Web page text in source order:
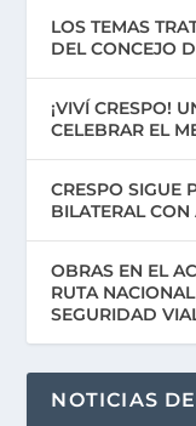
LOS TEMAS
DEL CONCEJO
¡VIVÍ CRESPO!
CELEBRAR EL
CRESPO SIGUE
BILATERAL
OBRAS EN EL
RUTA
SEGURIDAD
NOTICIAS